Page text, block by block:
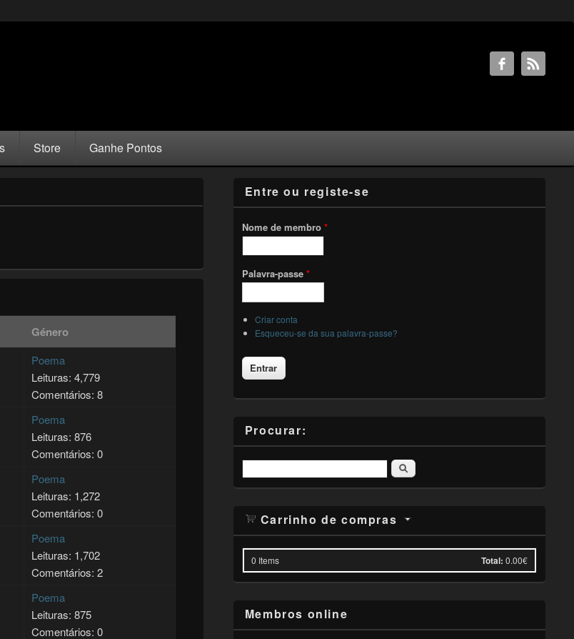
Store Ganhe Pontos
Género
Poema
Leituras: 4,779
Comentários: 8
Poema
Leituras: 876
Comentários: 0
Poema
Leituras: 1,272
Comentários: 0
Poema
Leituras: 1,702
Comentários: 2
Poema
Leituras: 875
Comentários: 0
Entre ou registe-se
Nome de membro *
Palavra-passe *
Criar conta
Esqueceu-se da sua palavra-passe?
Procurar:
Pesquisar
Carrinho de compras
0 Items Total: 0.00€
Membros online